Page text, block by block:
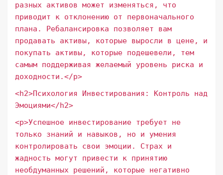
разных активов может изменяться, что
приводит к отклонению от первоначального
плана. Ребалансировка позволяет вам
продавать активы, которые выросли в цене, и
покупать активы, которые подешевели, тем
самым поддерживая желаемый уровень риска и
доходности.</p>
<h2>Психология Инвестирования: Контроль над
Эмоциями</h2>
<p>Успешное инвестирование требует не
только знаний и навыков, но и умения
контролировать свои эмоции. Страх и
жадность могут привести к принятию
необдуманных решений, которые негативно